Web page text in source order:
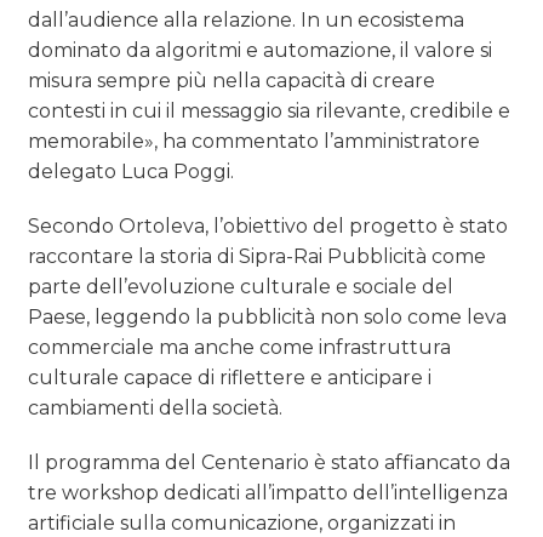
dall’audience alla relazione. In un ecosistema
dominato da algoritmi e automazione, il valore si
misura sempre più nella capacità di creare
contesti in cui il messaggio sia rilevante, credibile e
memorabile», ha commentato l’amministratore
delegato Luca Poggi.
Secondo Ortoleva, l’obiettivo del progetto è stato
raccontare la storia di Sipra-Rai Pubblicità come
parte dell’evoluzione culturale e sociale del
Paese, leggendo la pubblicità non solo come leva
commerciale ma anche come infrastruttura
culturale capace di riflettere e anticipare i
cambiamenti della società.
Il programma del Centenario è stato affiancato da
tre workshop dedicati all’impatto dell’intelligenza
artificiale sulla comunicazione, organizzati in